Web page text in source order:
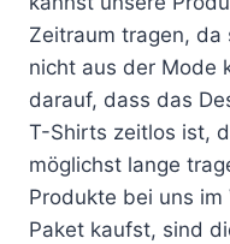
Zeitraum tragen, da
nicht aus der Mode
darauf, dass das
T-Shirts zeitlos ist,
möglichst lange
Produkte bei uns
Paket kaufst, sind